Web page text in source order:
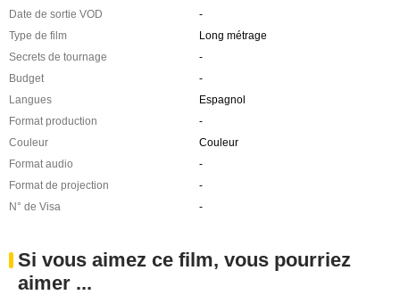
Date de sortie VOD
-
Type de film
Long métrage
Secrets de tournage
-
Budget
-
Langues
Espagnol
Format production
-
Couleur
Couleur
Format audio
-
Format de projection
-
N° de Visa
-
Si vous aimez ce film, vous pourriez
aimer ...